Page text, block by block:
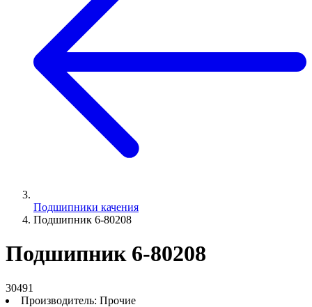
Подшипники качения
Подшипник 6-80208
Подшипник 6-80208
30491
Производитель: Прочие